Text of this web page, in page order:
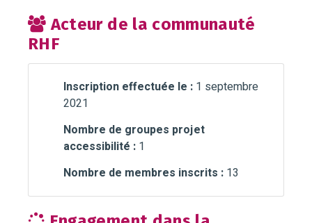
Acteur de la communauté
RHF
Inscription effectuée le : 1 septembre
2021
Nombre de groupes projet
accessibilité : 1
Nombre de membres inscrits : 13